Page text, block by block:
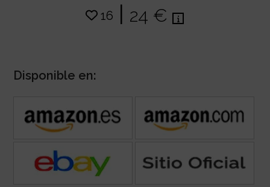
16 | 24 €
Disponible en: